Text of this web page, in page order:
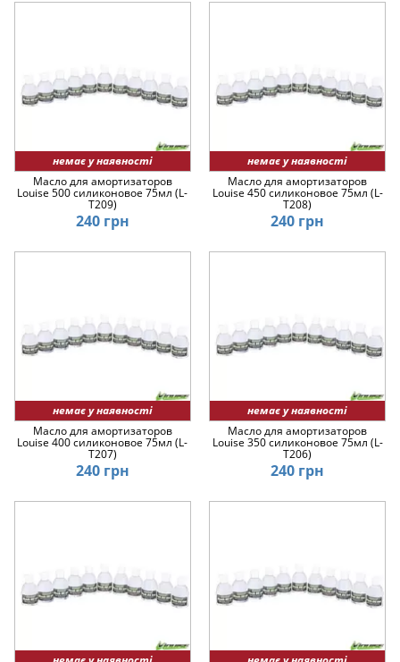
немає у наявності
Масло для амортизаторов
Louise 500 силиконовое 75мл (L-
T209)
240 грн
немає у наявності
Масло для амортизаторов
Louise 450 силиконовое 75мл (L-
T208)
240 грн
немає у наявності
Масло для амортизаторов
Louise 400 силиконовое 75мл (L-
T207)
240 грн
немає у наявності
Масло для амортизаторов
Louise 350 силиконовое 75мл (L-
T206)
240 грн